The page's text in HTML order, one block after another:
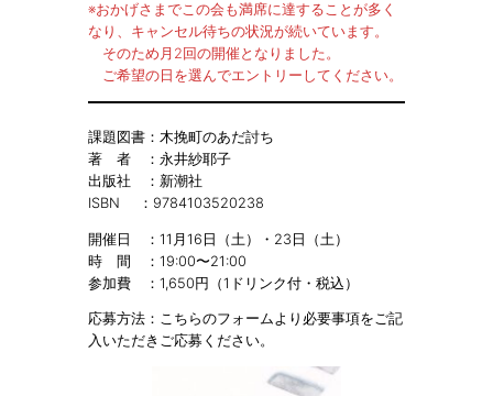
※おかげさまでこの会も満席に達することが多く
なり、キャンセル待ちの状況が続いています。
そのため月2回の開催となりました。
ご希望の日を選んでエントリーしてください。
課題図書：木挽町のあだ討ち
著 者 ：永井紗耶子
出版社 ：新潮社
ISBN ：9784103520238
開催日 ：11月16日（土）・23日（土）
時 間 ：19:00〜21:00
参加費 ：1,650円（1ドリンク付・税込）
応募方法：こちらのフォームより必要事項をご記
入いただきご応募ください。